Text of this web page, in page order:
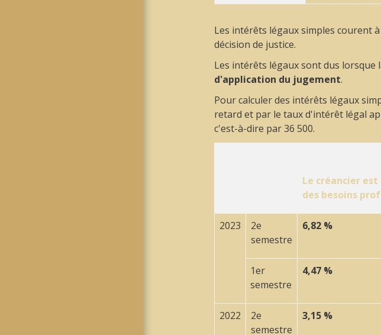
Les intérêts légaux simples courent
décision de justice.
Les intérêts légaux sont dus lorsque
d'application du jugement.
Pour calculer des intérêts légaux
retard et par le taux d'intérêt légal
c'est-à-dire par 36 500.
Le créancier
des besoins
2023 2e
semestre
6,82 %
1er
semestre
4,47 %
2022 2e
semestre
3,15 %